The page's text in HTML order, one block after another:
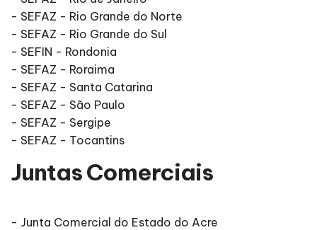
- SEFAZ - Rio Grande do Norte
- SEFAZ - Rio Grande do Sul
- SEFIN - Rondonia
- SEFAZ - Roraima
- SEFAZ - Santa Catarina
- SEFAZ - São Paulo
- SEFAZ - Sergipe
- SEFAZ - Tocantins
Juntas Comerciais
- Junta Comercial do Estado do Acre